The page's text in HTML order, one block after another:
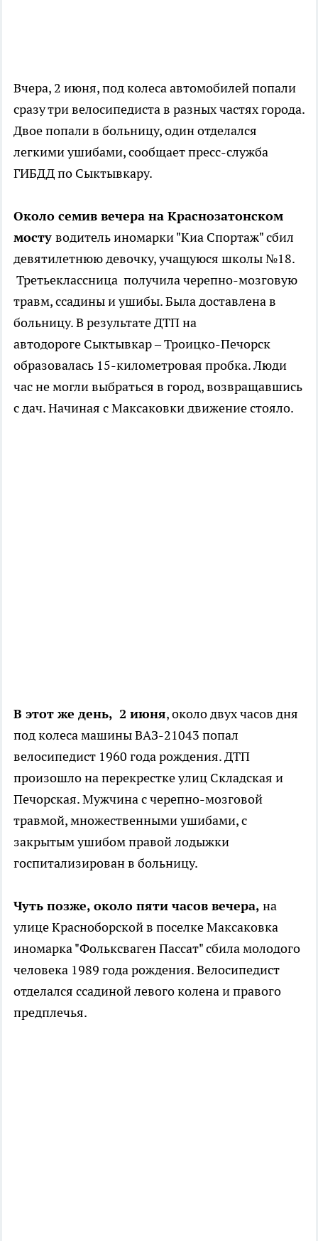
Вчера, 2 июня, под колеса автомобилей попали
сразу три велосипедиста в разных частях города.
Двое попали в больницу, один отделался
легкими ушибами, сообщает пресс-служба
ГИБДД по Сыктывкару.
Около семив вечера на Краснозатонском
мосту водитель иномарки "Киа Спортаж" сбил
девятилетнюю девочку, учащуюся школы №18.
Третьеклассница получила черепно-мозговую
травм, ссадины и ушибы. Была доставлена в
больницу. В результате ДТП на
автодороге Сыктывкар – Троицко-Печорск
образовалась 15-километровая пробка. Люди
час не могли выбраться в город, возвращавшись
с дач. Начиная с Максаковки движение стояло.
В этот же день, 2 июня, около двух часов дня
под колеса машины ВАЗ-21043 попал
велосипедист 1960 года рождения. ДТП
произошло на перекрестке улиц Складская и
Печорская. Мужчина с черепно-мозговой
травмой, множественными ушибами, с
закрытым ушибом правой лодыжки
госпитализирован в больницу.
Чуть позже, около пяти часов вечера, на
улице Красноборской в поселке Максаковка
иномарка "Фольксваген Пассат" сбила молодого
человека 1989 года рождения. Велосипедист
отделался ссадиной левого колена и правого
предплечья.